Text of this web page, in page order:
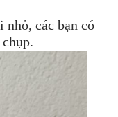
các bạn có